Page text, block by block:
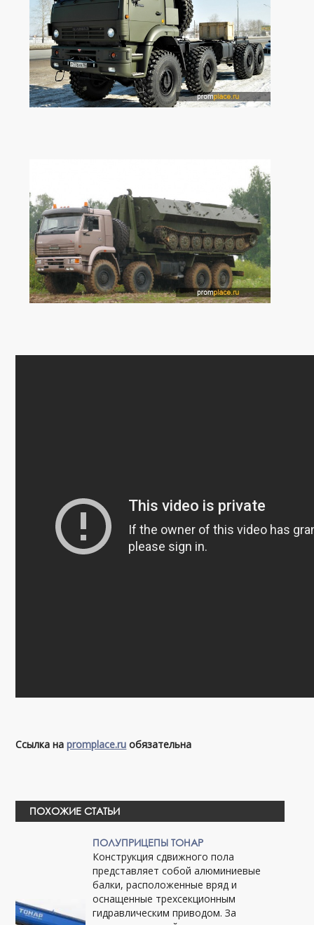
Ссылка наpromplace.ru обязательна
ПОХОЖИЕ СТАТЬИ
ПОЛУПРИЦЕПЫ ТОНАР
Конструкция сдвижного пола
представляет собой алюминиевые
балки, расположенные вряд и
оснащенные трехсекционным
гидравлическим приводом. За